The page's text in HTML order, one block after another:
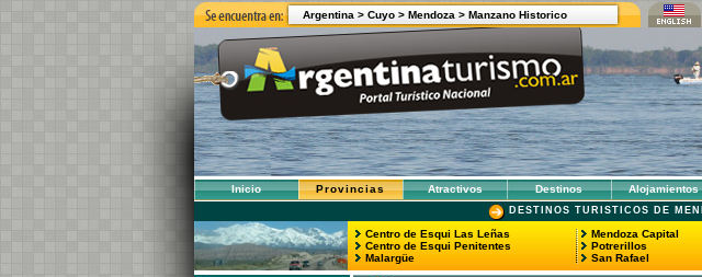
Argentina > Cuyo > Mendoza > Manzano Historico
Inicio Provincias Atractivos Destinos Alojamientos
DESTINOS TURISTICOS DE
Centro de Esqui Las Leñas
Centro de Esqui Penitentes
Malargüe
Mendoza Capital
Potrerillos
San Rafael